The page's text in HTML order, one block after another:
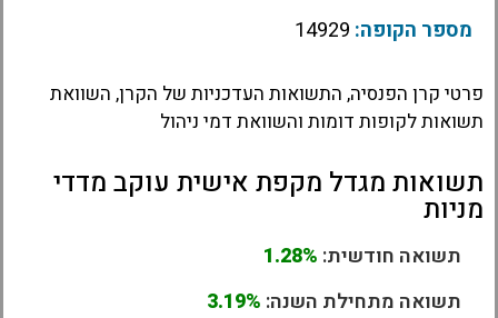
מספר הקופה:
פרטי קרן הפנסיה, התשואות העדכניות של הקרן, השוואת
תשואות לקופות דומות והשוואת דמי ניהול
תשואות מגדל מקפת אישית עוקב מדדי
מניות
תשואה חודשית: 1.28%
תשואה מתחילת השנה: 3.19%